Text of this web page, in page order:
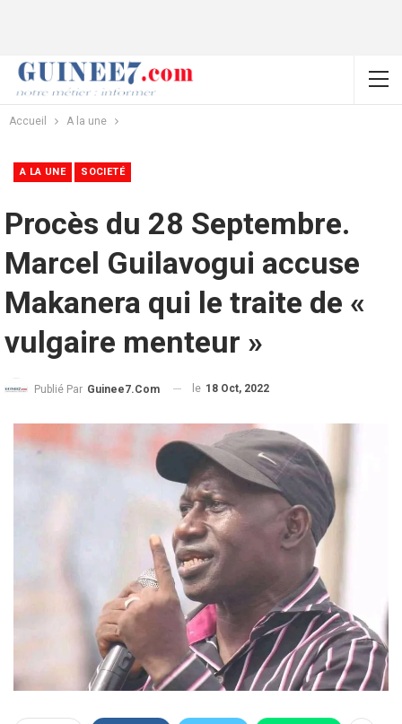
Accueil A la une
A LA UNE SOCIETÉ
Procès du 28 Septembre.
Marcel Guilavogui accuse
Makanera qui le traite de «
vulgaire menteur »
Publié Par Guinee7.com le 18 Oct, 2022